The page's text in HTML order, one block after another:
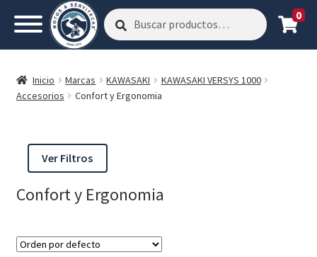
Buscar
por:
Buscar 0
Inicio Marcas KAWASAKI
KAWASAKI VERSYS 1000
Accesorios
Confort y Ergonomia
Ver Filtros
Confort y Ergonomia